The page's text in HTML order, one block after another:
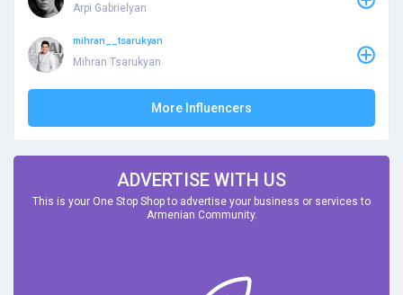
Arpi Gabrielyan
mihran__tsarukyan
Mihran Tsarukyan
More Influencers
ADVERTISE WITH US
This is your One Stop Shop to advertise your business or services to
Armenian Community.